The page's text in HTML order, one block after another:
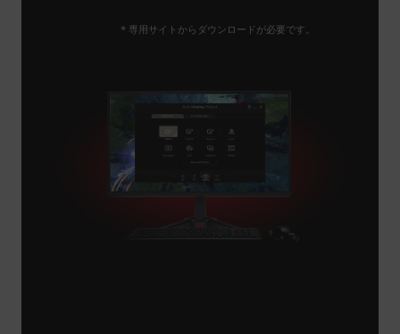
* 専用サイトからダウンロードが必要です。